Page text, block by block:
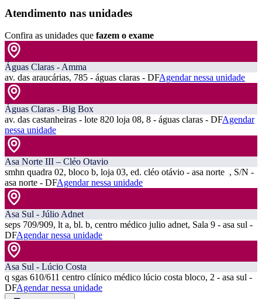
Atendimento nas unidades
Confira as unidades que fazem o exame
Águas Claras - Amma
av. das araucárias, 785 - águas claras - DFAgendar nessa unidade
Águas Claras - Big Box
av. das castanheiras - lote 820 loja 08, 8 - águas claras - DFAgendar
nessa unidade
Asa Norte III – Cléo Otavio
smhn quadra 02, bloco b, loja 03, ed. cléo otávio - asa norte , S/N -
asa norte - DFAgendar nessa unidade
Asa Sul - Júlio Adnet
seps 709/909, lt a, bl. b, centro médico julio adnet, Sala 9 - asa sul -
DFAgendar nessa unidade
Asa Sul - Lúcio Costa
q sgas 610/611 centro clínico médico lúcio costa bloco, 2 - asa sul -
DFAgendar nessa unidade